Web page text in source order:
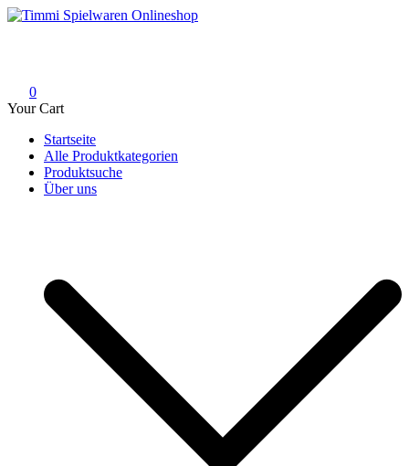
Skip
0
Your Cart
Startseite
Alle Produktkategorien
Produktsuche
Über uns